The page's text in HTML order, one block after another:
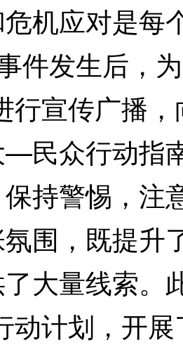
机应对是每
件发生后，
行宣传广播
民众行动指
持警惕，注
围，既提升
大量线索。
动计划，开